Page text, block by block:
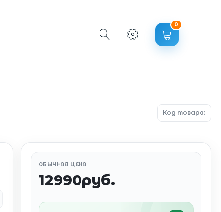
0
Код товара:
ОБЫЧНАЯ ЦЕНА
12990руб.